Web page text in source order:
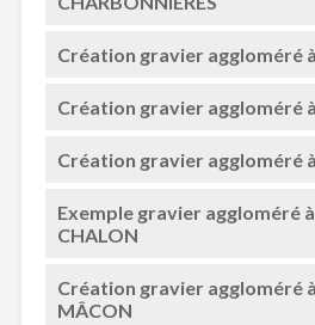
Création gravier aggloméré
Création gravier aggloméré
Création gravier aggloméré
Exemple gravier aggloméré à
CHALON
Création gravier aggloméré à
MÂCON